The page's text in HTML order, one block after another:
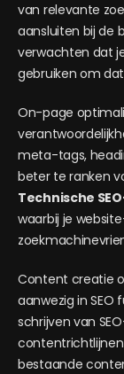
van relevante
aansluiten bij de
verwachten dat
gebruiken om
On-page
meta-tags,
beter te ranken
Technische
waarbij je
Content creatie
aanwezig in
schrijven van
bestaande